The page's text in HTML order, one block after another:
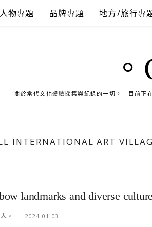
人物專題 品牌專題 地方/旅行專
關於當代文化體驗採集與紀錄的一切。「目前正
INTERNATIONAL ART
landmarks and diverse culture
。 2024-01-03